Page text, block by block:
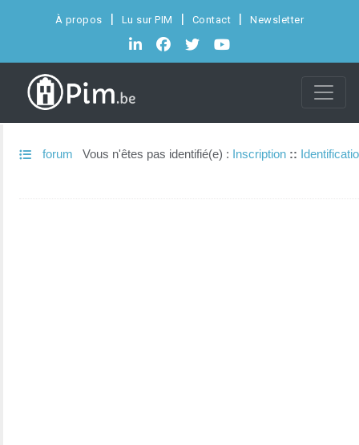
À propos Lu sur PIM Contact Newsletter
forum Vous n'êtes pas identifié(e) : Inscription ::